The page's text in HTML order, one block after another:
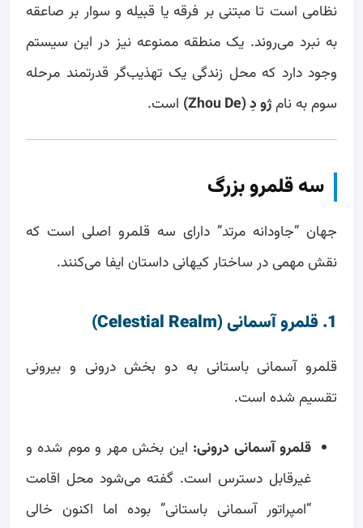
نظامی است تا مبتنی بر فرقه یا قبیله و سوار بر صاعقه
به نبرد می‌روند. یک منطقه ممنوعه نیز در این سیستم
وجود دارد که محل زندگی یک تهذیب‌گر قدرتمند مرحله
سوم به نامژو دِ (Zhou De) است.
سه قلمرو بزرگ
جهان “جاودانه مرتد” دارای سه قلمرو اصلی است که
نقش مهمی در ساختار کیهانی داستان ایفا می‌کنند.
1. قلمرو آسمانی (Celestial Realm)
قلمرو آسمانی باستانی به دو بخش درونی و بیرونی
تقسیم شده است.
قلمرو آسمانی درونی: این بخش مهر و موم شده و
غیرقابل دسترس است. گفته می‌شود محل اقامت
“امپراتور آسمانی باستانی” بوده اما اکنون خالی